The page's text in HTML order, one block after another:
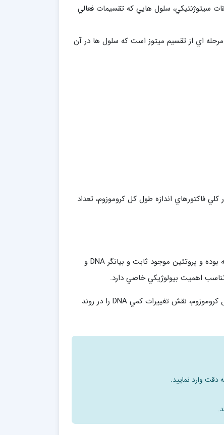
سيتوژنتيكي، سلول هايي كه تقسيمات فعالي
اي از تقسيم ميتوز است كه سلول ها در آن
فاكتورهاي اندازه طول كل كروموزوم، تعداد
اندازه طول كل كروموزوم بعنوان اولين فاكتور، بيانگر مقدار DNA موجود در هسته بوده و پروتئين موجود ثابت و بيانگر DNA و
اهميت بيولوژيكي خاصي دارد.
بطور كلي وجود اختلاف معني دار بين گونه هاي يك جنس از نظر اندازه طول كل كروموزوم، نقش تغييرات كمي DNA را در روند
دقت وارد نمایید.